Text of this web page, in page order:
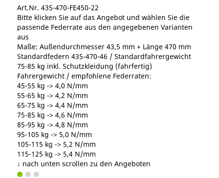
Art.Nr. 435-470-FE450-22
Bitte klicken Sie auf das Angebot und wählen Sie die
passende Federrate aus den angegebenen Varianten
aus
Maße: Außendurchmesser 43,5 mm + Länge 470 mm
Standardfedern 435-470-46 / Standardfahrergewicht
75-85 kg inkl. Schutzkleidung (fahrfertig)
Fahrergewicht / empfohlene Federraten:
45-55 kg -> 4,0 N/mm
55-65 kg -> 4,2 N/mm
65-75 kg -> 4,4 N/mm
75-85 kg -> 4,6 N/mm
85-95 kg -> 4,8 N/mm
95-105 kg -> 5,0 N/mm
105-115 kg -> 5,2 N/mm
115-125 kg -> 5,4 N/mm
↓ nach unten scrollen zu den Angeboten